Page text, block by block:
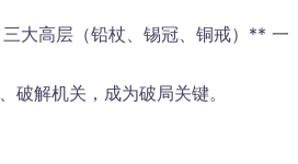
大高层（铅杖、锡冠、铜戒）** 一
破解机关，成为破局关键。